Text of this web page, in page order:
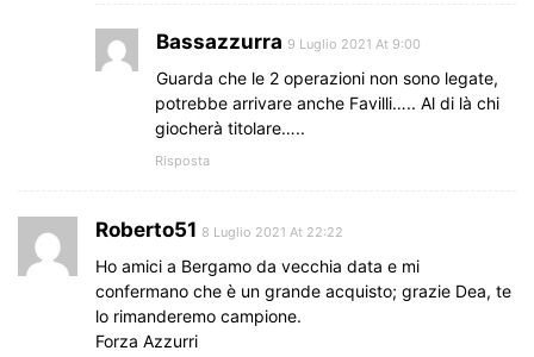
Bassazzurra 9 Luglio 2021 At 9:00
Guarda che le 2 operazioni non sono legate,
potrebbe arrivare anche Favilli….. Al di là chi
giocherà titolare…..
Risposta
Roberto51 8 Luglio 2021 At 22:22
Ho amici a Bergamo da vecchia data e mi
confermano che è un grande acquisto; grazie Dea, te
lo rimanderemo campione.
Forza Azzurri